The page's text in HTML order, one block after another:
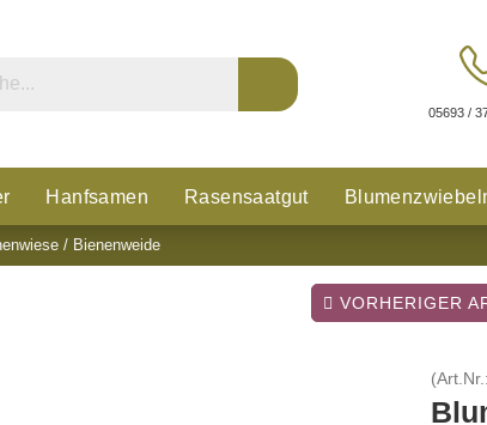
05693 /
Hanfsamen Rasensaatgut
Glücksklee/ Bienenweide
VORHERIGER